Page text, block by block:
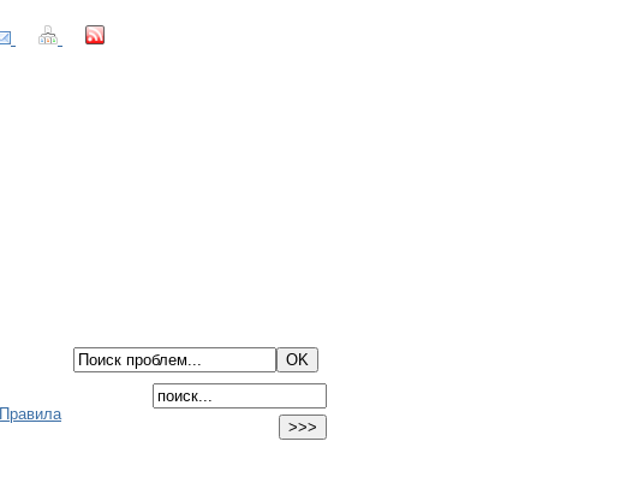
Правила